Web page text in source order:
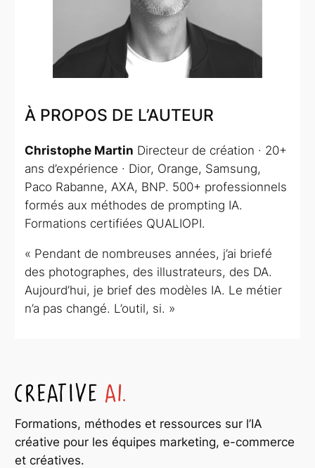
À PROPOS DE L’AUTEUR
Christophe Martin Directeur de création · 20+
ans d’expérience · Dior, Orange, Samsung,
Paco Rabanne, AXA, BNP. 500+ professionnels
formés aux méthodes de prompting IA.
Formations certifiées QUALIOPI.
« Pendant de nombreuses années, j’ai briefé
des photographes, des illustrateurs, des DA.
Aujourd’hui, je brief des modèles IA. Le métier
n’a pas changé. L’outil, si. »
Formations, méthodes et ressources sur l’IA
créative pour les équipes marketing, e-commerce
et créatives.